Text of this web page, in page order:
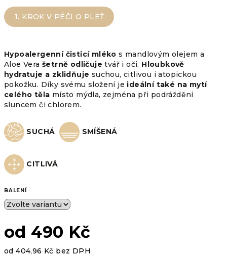
1. KROK V PÉČI O PLEŤ
Hypoalergenní čisticí mléko s mandlovým olejem a
Aloe Verašetrně odličuje tvář i oči. Hloubkově
hydratuje a zklidňuje suchou, citlivou i atopickou
pokožku. Díky svému složení je ideální také na mytí
celého těla místo mýdla, zejména při podráždění
sluncem či chlorem.
SUCHÁ SMÍŠENÁ
CITLIVÁ
BALENÍ
od 490 Kč
od404,96 Kč bez DPH